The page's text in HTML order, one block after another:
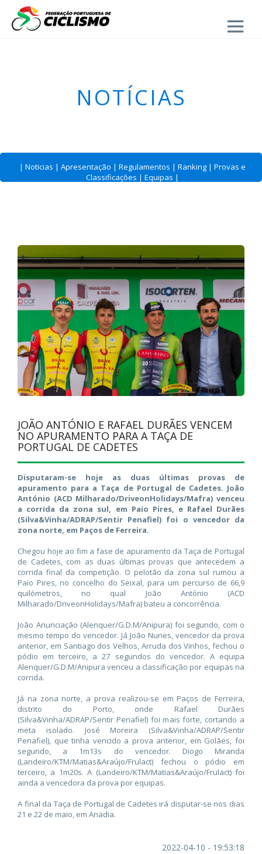
Close
- Estrada
NOTÍCIAS
| Noticias | Apresentação | Regulamentos | Ranking | Provas e
Classificações | Equipas |
JOÃO ANTÓNIO E RAFAEL DURÃES VENCEM
NO APURAMENTO PARA A TAÇA DE
PORTUGAL DE CADETES
Disputaram-se hoje as duas últimas provas de
apuramento para a Taça de Portugal de Cadetes. João
António (ACD Milharado/DriveonHolidays/Mafra) venceu
a corrida da zona sul, em Paio Pires, e Rafael Durães
(Silva&Vinha/ADRAP/Sentir Penafiel) foi o vencedor da
zona norte, em Paços de Ferreira.
Chegou hoje ao fim a fase de apuramento da Taça de Portugal
de Cadetes, com as duas últimas provas que antecedem a
corrida final da competição. O pelotão da zona sul rumou a
Paio Pires, no concelho do Seixal, para um percurso de 66,9
quilómetros, no qual João António (ACD
Milharado/DriveonHolidays/Mafra) bateu a concorrência.
João Anunciação (Alenquer/G.D.M/Anipura) foi segundo, com o
mesmo tempo do vencedor. Já João Nunes, vencedor da prova
anterior, em Santiago dos Velhos, Arruda dos Vinhos, fechou o
pódio em terceiro, a 27 segundos do vencedor. A equipa
Alenquer/G.D.M/Anipura venceu a classificação por equipas na
corrida.
Já na zona norte, a prova realizou-se em Paços de Ferreira,
distrito do Porto, onde Rafael Durães
(Silva&Vinha/ADRAP/Sentir Penafiel) foi mais forte, cortando a
meta isolado. José Moreira (Silva&Vinha/ADRAP/Sentir
Penafiel), que tinha vencido a prova anterior, em Golães, foi
segundo, a 1m13s do vencedor. Diogo Miranda
(Landeiro/KTM/Matias&Araújo/Frulact) fechou o pódio em
terceiro, a 1m20s. A (Landeiro/KTM/Matias&Araújo/Frulact) foi
ainda a vencedora da prova por equipas.
A final da Taça de Portugal de Cadetes irá disputar-se nos dias
21 e 22 de maio, em Anadia.
2022-04-10 - 19:53:18